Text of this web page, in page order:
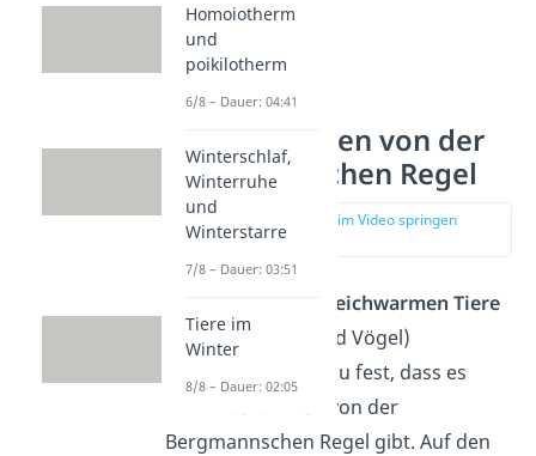
Abweichungen von der
Bergmannschen Regel
zur Stelle im Video springen
(03:22)
gleichwarmen Tiere
(alle Säugetiere und Vögel)
anschaust, stellst du fest, dass es
von der
Bergmannschen Regel gibt. Auf den
Homoiotherm
und
poikilotherm
6/8 – Dauer: 04:41
Winterschlaf,
Winterruhe
und
Winterstarre
7/8 – Dauer: 03:51
Tiere im
Winter
8/8 – Dauer: 02:05